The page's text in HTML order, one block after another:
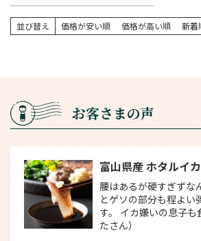
並び替え 価格が安い順 価格が高い順 新着
お客さまの声
富山県産 ホタルイ
腰はあるが硬すぎずな
とゲソの部分も程よい
す。 イカ嫌いの息子
たさん）